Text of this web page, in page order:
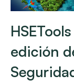
edición